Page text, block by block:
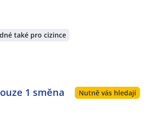
také pro cizince
1 směna Nutně vás hledají